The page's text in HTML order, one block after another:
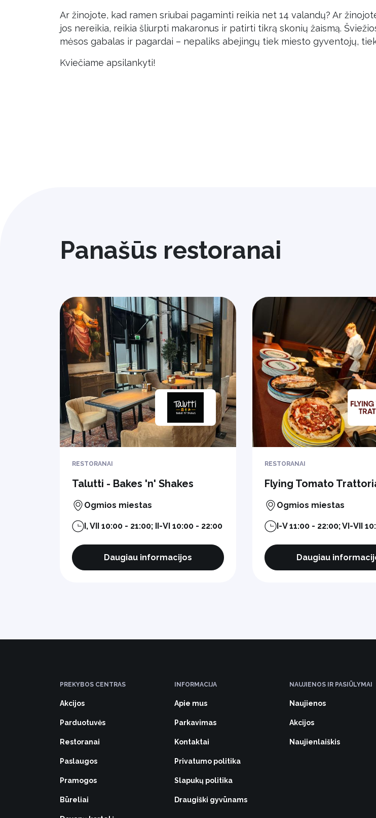
Ar žinojote, kad ramen sriubai pagaminti reikia net 14 valandų? Ar
jos nereikia, reikia šliurpti makaronus ir patirti tikrą skonių žaismą.
mėsos gabalas ir pagardai – nepaliks abejingų tiek miesto gyventojų,
Kviečiame apsilankyti!
Panašūs restoranai
RESTORANAI
Talutti - Bakes 'n' Shakes
Ogmios miestas
I, VII 10:00 - 21:00; II-VI 10:00 - 22:00
Daugiau informacijos
RESTORANAI
Flying Tomato
Ogmios miestas
I-V 11:00 - 22:00; VI-VII
Daugiau
PREKYBOS CENTRAS
Akcijos
Parduotuvės
Restoranai
Paslaugos
Pramogos
Būreliai
INFORMACIJA
Apie mus
Parkavimas
Kontaktai
Privatumo politika
Slapukų politika
Draugiški gyvūnams
NAUJIENOS IR PASIŪLYMAI
Naujienos
Akcijos
Naujienlaiškis